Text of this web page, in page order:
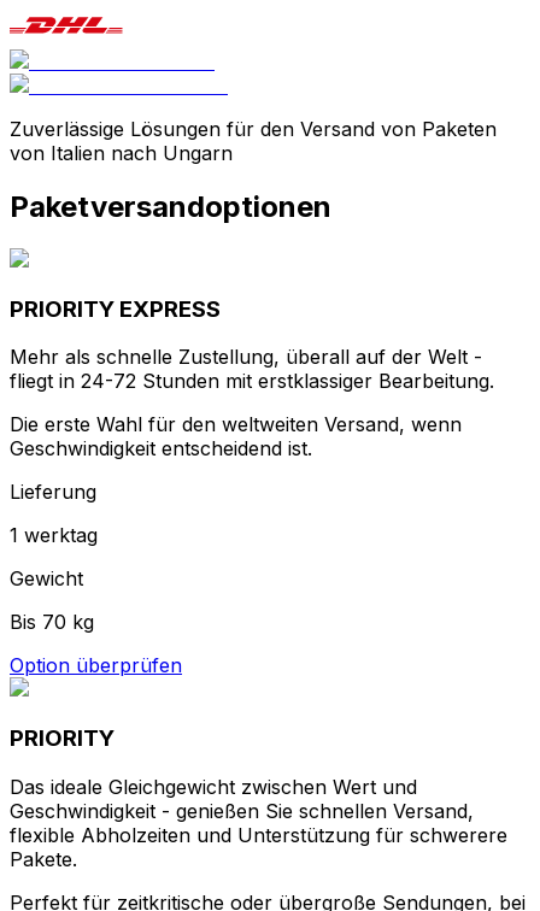
PRIORITY EXPRESS
Mehr als schnelle Zustellung, überall auf der Welt -
fliegt in 24-72 Stunden mit erstklassiger Bearbeitung.
Die erste Wahl für den weltweiten Versand, wenn
Geschwindigkeit entscheidend ist.
Lieferung
1 werktag
Gewicht
Option überprüfen
PRIORITY
Das ideale Gleichgewicht zwischen Wert und
flexible Abholzeiten und Unterstützung für schwerere
Pakete.
Perfekt für zeitkritische oder übergroße Sendungen, bei
3-4 Arbeitstag(e)
Gewicht
Bis 70 kg